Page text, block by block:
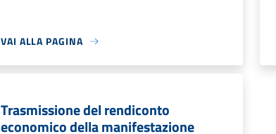
VAI ALLA PAGINA
Trasmissione del rendiconto
economico della manifestazione